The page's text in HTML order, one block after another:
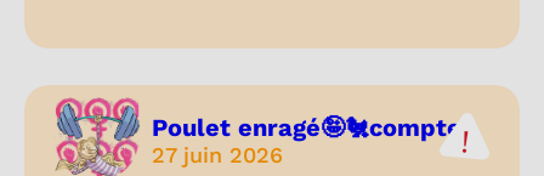
Poulet enragé🤪🐔compte2
27 juin 2026